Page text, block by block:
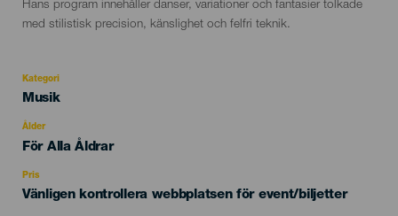
Hans program innehåller danser, variationer och fantasier tolkade
med stilistisk precision, känslighet och felfri teknik.
Kategori
Categoría
evento
Musik
Ålder
Edad
För Alla Åldrar
Pris
Vänligen kontrollera webbplatsen för event/biljetter